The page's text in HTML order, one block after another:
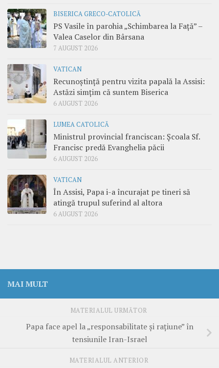
BISERICA GRECO-CATOLICĂ
PS Vasile în parohia „Schimbarea la Față” –
Valea Caselor din Bârsana
7 AUGUST 2026
VATICAN
Recunoștință pentru vizita papală la Assisi:
Astăzi simțim că suntem Biserica
6 AUGUST 2026
LUMEA CATOLICĂ
Ministrul provincial franciscan: Școala Sf.
Francisc predă Evanghelia păcii
6 AUGUST 2026
VATICAN
În Assisi, Papa i-a încurajat pe tineri să
atingă trupul suferind al altora
6 AUGUST 2026
MAI MULT
MATERIALUL URMĂTOR
Papa face apel la „responsabilitate și rațiune” în
tensiunile Iran-Israel
MATERIALUL ANTERIOR